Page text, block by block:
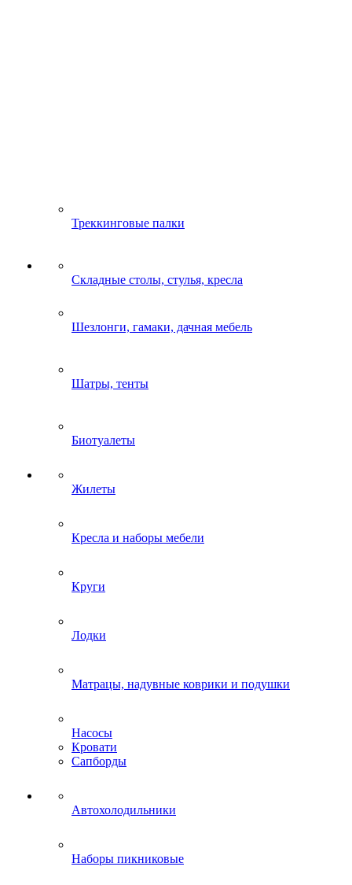
Треккинговые палки
Складные столы, стулья, кресла
Шезлонги, гамаки, дачная мебель
Шатры, тенты
Биотуалеты
Жилеты
Кресла и наборы мебели
Круги
Лодки
Матрацы, надувные коврики и подушки
Насосы
Кровати
Сапборды
Автохолодильники
Наборы пикниковые